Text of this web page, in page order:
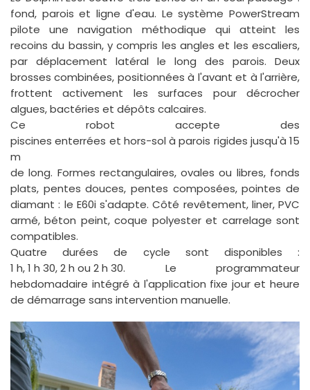
fond, parois et ligne d'eau. Le système PowerStream
pilote une navigation méthodique qui atteint les
recoins du bassin, y compris les angles et les escaliers,
par déplacement latéral le long des parois. Deux
brosses combinées, positionnées à l'avant et à l'arrière,
frottent activement les surfaces pour décrocher
algues, bactéries et dépôts calcaires.
Ce robot accepte des
piscines enterrées et hors-sol à parois rigides jusqu'à 15
m
de long. Formes rectangulaires, ovales ou libres, fonds
plats, pentes douces, pentes composées, pointes de
diamant : le E60i s'adapte. Côté revêtement, liner, PVC
armé, béton peint, coque polyester et carrelage sont
compatibles.
Quatre durées de cycle sont disponibles :
1 h, 1 h 30, 2 h ou 2 h 30. Le programmateur
hebdomadaire intégré à l'application fixe jour et heure
de démarrage sans intervention manuelle.